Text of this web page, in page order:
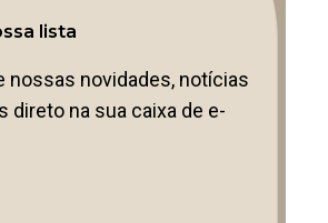
lista
nossas novidades, notícias
direto na sua caixa de e-